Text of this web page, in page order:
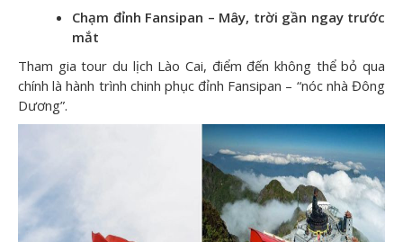
Chạm đỉnh Fansipan – Mây, trời gần ngay trước
mắt
Tham gia tour du lịch Lào Cai, điểm đến không thể bỏ qua
chính là hành trình chinh phục đỉnh Fansipan – “nóc nhà Đông
Dương”.